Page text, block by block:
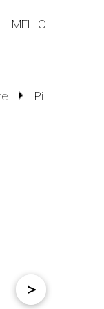
МЕНЮ
Piruvic25 Peel Лосьйон-гель 60 мл
>